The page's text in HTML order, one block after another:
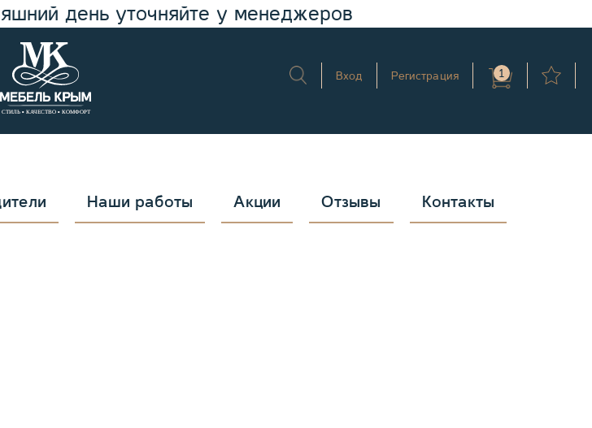
день уточняйте у менеджеров
Вход Регистрация 1
Наши работы Акции Отзывы Контакты